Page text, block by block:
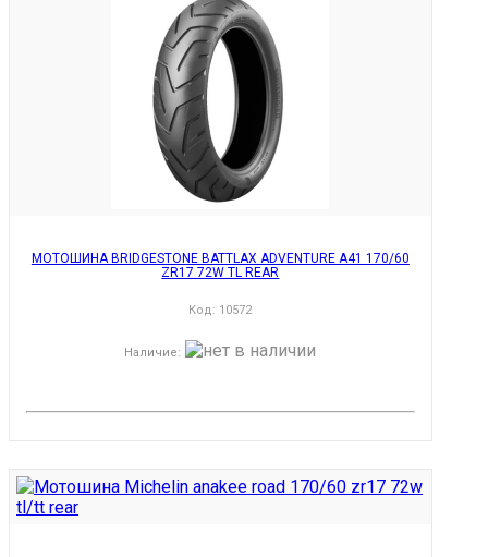
МОТОШИНА BRIDGESTONE BATTLAX ADVENTURE A41 170/60
ZR17 72W TL REAR
Код: 10572
Наличие: